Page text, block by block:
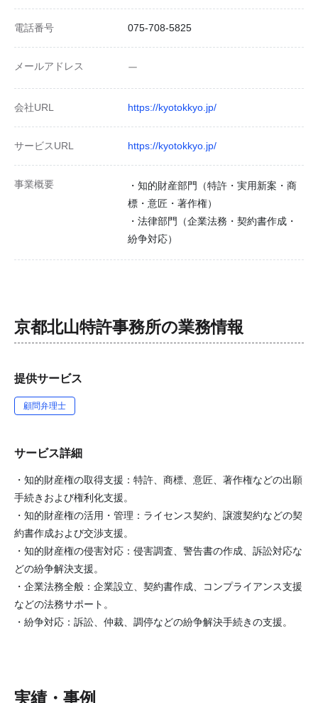
電話番号 075-708-5825
メールアドレス ー
会社URL https://kyotokkyo.jp/
サービスURL https://kyotokkyo.jp/
事業概要
・知的財産部門（特許・実用新案・商
標・意匠・著作権）
・法律部門（企業法務・契約書作成・
紛争対応）
京都北山特許事務所の業務情報
提供サービス
顧問弁理士
サービス詳細
・知的財産権の取得支援：特許、商標、意匠、著作権などの出願
手続きおよび権利化支援。
・知的財産権の活用・管理：ライセンス契約、譲渡契約などの契
約書作成および交渉支援。
・知的財産権の侵害対応：侵害調査、警告書の作成、訴訟対応な
どの紛争解決支援。
・企業法務全般：企業設立、契約書作成、コンプライアンス支援
などの法務サポート。
・紛争対応：訴訟、仲裁、調停などの紛争解決手続きの支援。
実績・事例